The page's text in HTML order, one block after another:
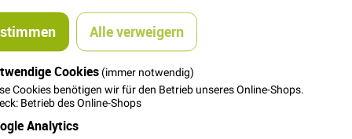
Alle verweigern
Cookies (immer notwendig)
Cookies benötigen wir für den Betrieb unseres Online-Shops.
Betrieb des Online-Shops
Analytics
In den Warenkorb